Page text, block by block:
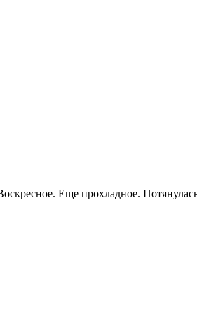
Ещe прохладное. Потянулась